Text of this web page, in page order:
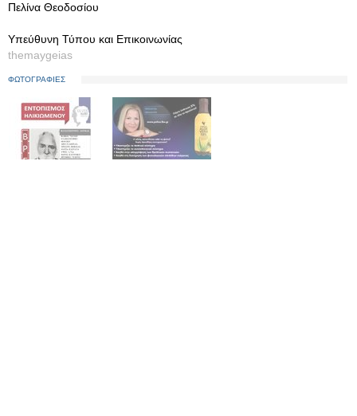
Πελίνα Θεοδοσίου
Υπεύθυνη Τύπου και Επικοινωνίας
themaygeias
ΦΩΤΟΓΡΑΦΙΕΣ